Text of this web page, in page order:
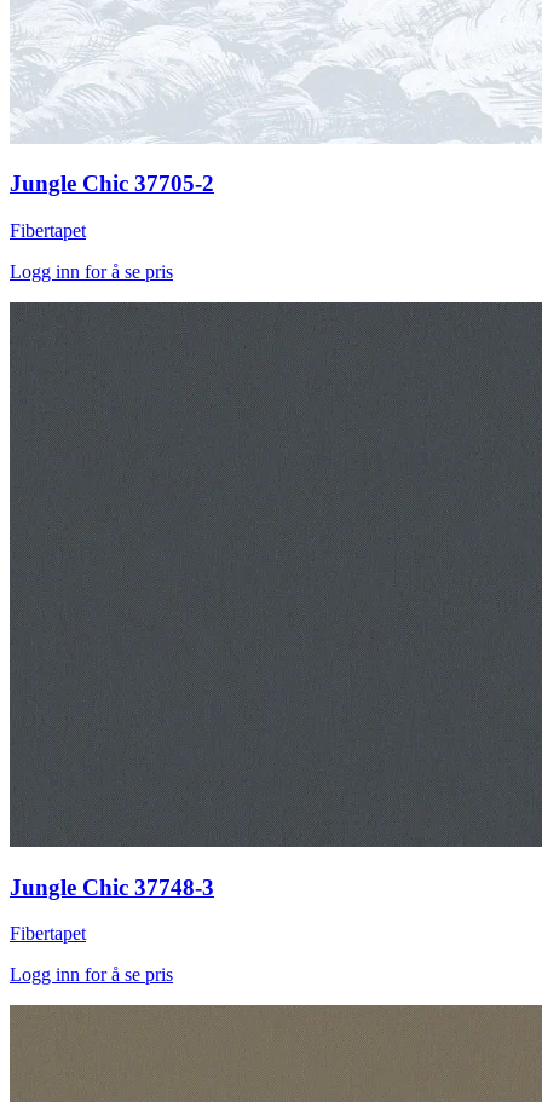
Jungle Chic 37705-2
Fibertapet
Logg inn for å se pris
Jungle Chic 37748-3
Fibertapet
Logg inn for å se pris